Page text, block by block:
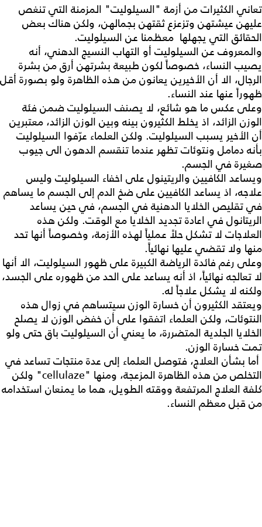
تعاني الكثيرات من أزمة "السيلوليت" المزمنة التي تنغص
عليهن عيشتهن وتزعزع ثقتهن بجمالهن، ولكن هناك بعض
الحقائق التي يجهلها معظمنا عن السيلوليت.
والمعروف عن السيلوليت أو التهاب النسيج الدهني، أنه
يصيب النساء، خصوصاً لكون طبيعة بشرتهن أرق من بشرة
الرجال، الا أن الأخيرين يعانون من هذه الظاهرة ولو بصورة أقل
ظهوراً عنها عند النساء.
وعلى عكس ما هو شائع، لا يصنف السيلوليت ضمن فئة
الوزن الزائد، اذ يخلط الكثيرون بينه وبين الوزن الزائد، معتبرين
أن الأخير يسبب السيلوليت. ولكن العلماء عرّفوا السيلوليت
بأنه دمامل ونتوئات تظهر عندما تنقسم الدهون الى جيوب
صغيرة في الجسم.
ويساعد الكافيين والريتينول على اخفاء السيلوليت وليس
علاجه، اذ يساعد الكافيين على ضخ الدم إلى الجسم ما يساهم
في تقليص الخلايا الدهنية في الجسم، في حين يساعد
الريتانول في اعادة تجديد الخلايا مع الوقت. ولكن هذه
العلاجات لا تشكل حلاً عملياً لهذه الأزمة، وخصوصاً أنها تحد
منها ولا تقضي عليها نهائياً.
وعلى رغم فائدة الرياضة الكبيرة على ظهور السيلوليت، الا أنها
لا تعالجه نهائياً، اذ أنه يساعد على الحد من ظهوره على الجسد،
ولكنه لا يشكل علاجاً له.
ويعتقد الكثيرون أن خسارة الوزن سيتساهم في زوال هذه
النتوئات، ولكن العلماء اتفقوا على أن خفض الوزن لا يصلح
الخلايا الجلدية المتضررة، ما يعني أن السيلوليت باق حتى ولو
تمت خسارة الوزن.
أما بشأن العلاج، فتوصل العلماء إلى عدة منتجات تساعد في
التخلص من هذه الظاهرة المزعجة، ومنها "cellulaze" ولكن
كلفة العلاج المرتفعة ووقته الطويل، هما ما يمنعان استخدامه
من قبل معظم النساء.